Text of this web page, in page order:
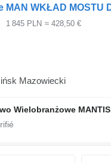
1 845 PLN ≈ 428,50 €
Mazowiecki
Wielobranżowe MANTIS